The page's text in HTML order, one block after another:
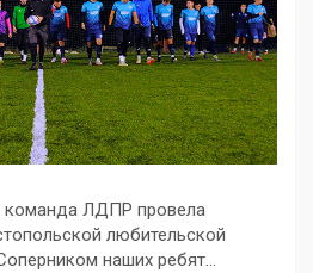
команда ЛДПР провела
любительской
наших ребят…